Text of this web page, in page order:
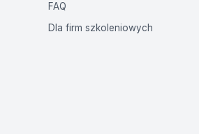
FAQ
Dla firm szkoleniowych